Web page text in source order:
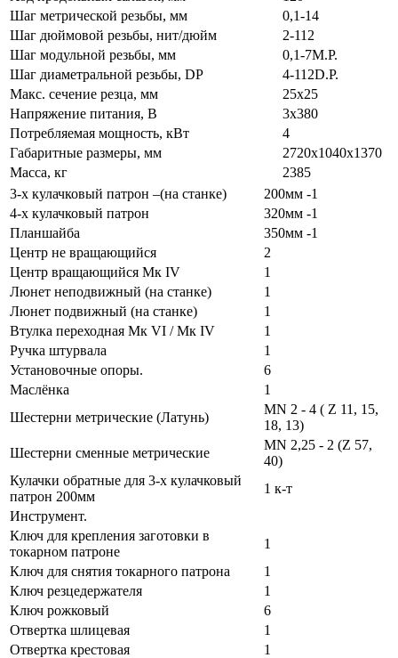
Шаг метрической резьбы, мм
0,1-14
Шаг дюймовой резьбы, нит/дюйм
2-112
Шаг модульной резьбы, мм
0,1-7M.P.
Шаг диаметральной резьбы, DP
4-112D.P.
Макс. сечение резца, мм
25х25
Напряжение питания, В
3x380
Потребляемая мощность, кВт
4
Габаритные размеры, мм
2720х1040х1370
Масса, кг
2385
3-х кулачковый патрон –(на станке)
200мм -1
4-х кулачковый патрон
320мм -1
Планшайба
350мм -1
Центр не вращающийся
2
Центр вращающийся Мк IV
1
Люнет неподвижный (на станке)
1
Люнет подвижный (на станке)
1
Втулка переходная Мк VI / Мк IV
1
Ручка штурвала
1
Установочные опоры.
6
Маслёнка
1
Шестерни метрические (Латунь)
MN 2 - 4 ( Z 11, 15,
18, 13)
Шестерни сменные метрические
MN 2,25 - 2 (Z 57,
40)
Кулачки обратные для 3-х кулачковый
патрон 200мм
1 к-т
Инструмент.
Ключ для крепления заготовки в
токарном патроне
1
Ключ для снятия токарного патрона
1
Ключ резцедержателя
1
Ключ рожковый
6
Отвертка шлицевая
1
Отвертка крестовая
1